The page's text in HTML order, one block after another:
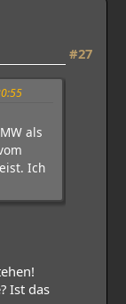
#27
als
Ich
Ist das